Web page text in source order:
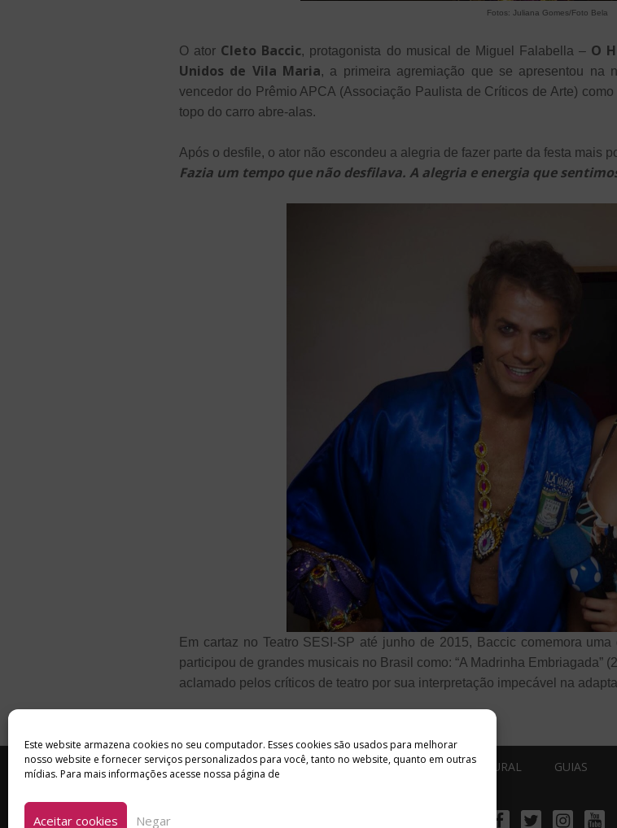
Este website armazena cookies no seu computador. Esses cookies são usados ​​para melhorar
nosso website e fornecer serviços personalizados para você, tanto no website, quanto em outras
mídias. Para mais informações acesse nossa página de
Aceitar cookies Negar
Fotos: Juliana Gomes/Foto Bela
O ator Cleto Baccic, protagonista do musical de Miguel Falabella – O
Unidos de Vila Maria, a primeira agremiação que se apresentou na
vencedor do Prêmio APCA (Associação Paulista de Críticos de Arte)
topo do carro abre-alas.
Após o desfile, o ator não escondeu a alegria de fazer parte da festa mais
Fazia um tempo que não desfilava. A alegria e energia que
Em cartaz no Teatro SESI-SP até junho de 2015, Baccic comemora
participou de grandes musicais no Brasil como: “A Madrinha Embriagada”
aclamado pelos críticos de teatro por sua interpretação impecável na
INÍCIO SOBRE ANUNCIE ESTÚDIO ACESSO CULTURAL GUIAS
FacebookTwitterInstagram